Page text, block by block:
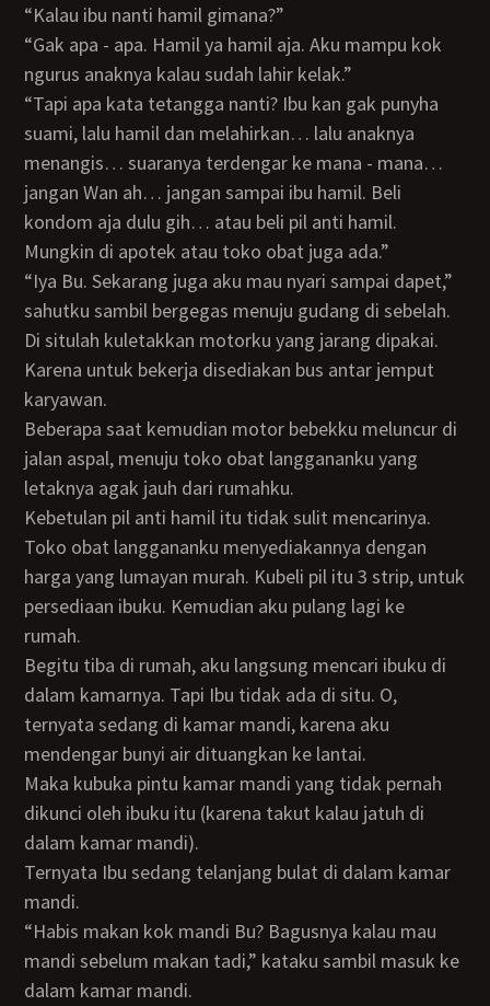
“Kalau ibu nanti hamil gimana?”
“Gak apa - apa. Hamil ya hamil aja. Aku mampu kok
ngurus anaknya kalau sudah lahir kelak.”
“Tapi apa kata tetangga nanti? Ibu kan gak punyha
suami, lalu hamil dan melahirkan… lalu anaknya
menangis… suaranya terdengar ke mana - mana…
jangan Wan ah… jangan sampai ibu hamil. Beli
kondom aja dulu gih… atau beli pil anti hamil.
Mungkin di apotek atau toko obat juga ada.”
“Iya Bu. Sekarang juga aku mau nyari sampai dapet,”
sahutku sambil bergegas menuju gudang di sebelah.
Di situlah kuletakkan motorku yang jarang dipakai.
Karena untuk bekerja disediakan bus antar jemput
karyawan.
Beberapa saat kemudian motor bebekku meluncur di
jalan aspal, menuju toko obat langgananku yang
letaknya agak jauh dari rumahku.
Kebetulan pil anti hamil itu tidak sulit mencarinya.
Toko obat langgananku menyediakannya dengan
harga yang lumayan murah. Kubeli pil itu 3 strip, untuk
persediaan ibuku. Kemudian aku pulang lagi ke
rumah.
Begitu tiba di rumah, aku langsung mencari ibuku di
dalam kamarnya. Tapi Ibu tidak ada di situ. O,
ternyata sedang di kamar mandi, karena aku
mendengar bunyi air dituangkan ke lantai.
Maka kubuka pintu kamar mandi yang tidak pernah
dikunci oleh ibuku itu (karena takut kalau jatuh di
dalam kamar mandi).
Ternyata Ibu sedang telanjang bulat di dalam kamar
mandi.
“Habis makan kok mandi Bu? Bagusnya kalau mau
mandi sebelum makan tadi,” kataku sambil masuk ke
dalam kamar mandi.